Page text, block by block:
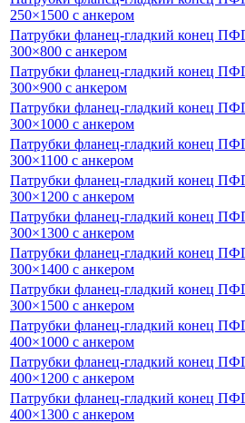
250×1500 с анкером
Патрубки фланец-гладкий конец
300×800 с анкером
Патрубки фланец-гладкий конец
300×900 с анкером
Патрубки фланец-гладкий конец
300×1000 с анкером
Патрубки фланец-гладкий конец
300×1100 с анкером
Патрубки фланец-гладкий конец
300×1200 с анкером
Патрубки фланец-гладкий конец
300×1300 с анкером
Патрубки фланец-гладкий конец
300×1400 с анкером
Патрубки фланец-гладкий конец
300×1500 с анкером
Патрубки фланец-гладкий конец
400×1000 с анкером
Патрубки фланец-гладкий конец
400×1200 с анкером
Патрубки фланец-гладкий конец
400×1300 с анкером